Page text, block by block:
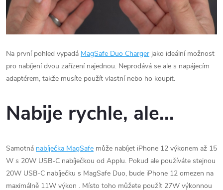
Na první pohled vypadá MagSafe Duo Charger jako ideální možnost
pro nabíjení dvou zařízení najednou. Neprodává se ale s napájecím
adaptérem, takže musíte použít vlastní nebo ho koupit.
Nabije rychle, ale...
Samotná nabíječka MagSafe může nabíjet ‌iPhone 12‌ výkonem až 15
W s 20W USB-C nabíječkou od Applu. Pokud ale používáte stejnou
20W USB-C nabíječku s ‌MagSafe‌ Duo, bude ‌iPhone 12‌ omezen na
maximálně 11W výkon . Místo toho můžete použít 27W výkonnou